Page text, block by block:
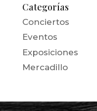
Categorías
Conciertos
Eventos
Exposiciones
Mercadillo